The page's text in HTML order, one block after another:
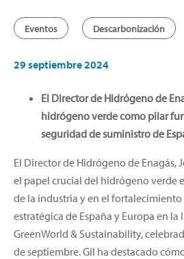
Eventos Descarbonización
29 septiembre 2024
El Director de Hidrógeno de
hidrógeno verde como pilar
seguridad de suministro de
El Director de Hidrógeno de Enagás,
el papel crucial del hidrógeno verde
de la industria y en el
estratégica de España y Europa en la
GreenWorld & Sustainability,
de septiembre. Gil ha destacado